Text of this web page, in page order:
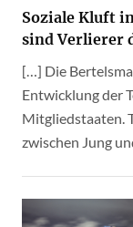
Soziale Kluft
sind Verlierer
[…] Die
Entwicklung der
Mitgliedstaaten.
zwischen Jung